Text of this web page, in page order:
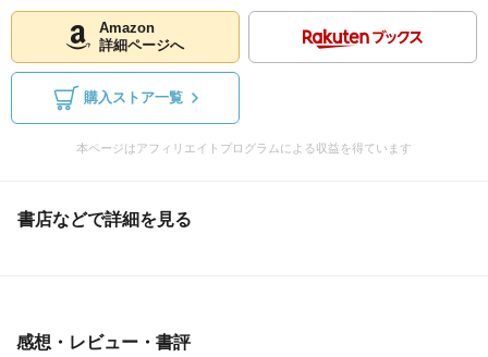
Amazon
詳細ページへ
購入ストア一覧
本ページはアフィリエイトプログラムによる収益を得ています
書店などで詳細を見る
感想・レビュー・書評